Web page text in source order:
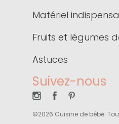
Matériel
Fruits et légumes
Astuces
Suivez-nous
©2026 Cuisine de bébé.